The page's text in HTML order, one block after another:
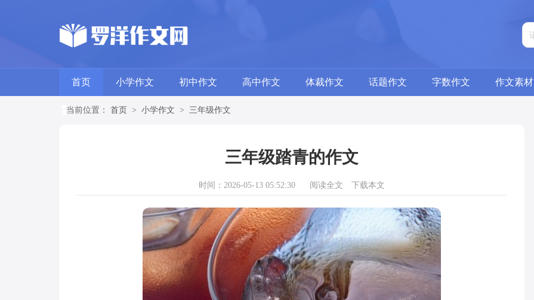
首页 小学作文 初中作文 高中作文 体裁作文 话题作文 字数作文 作文素材
当前位置： 首页 > 小学作文 > 三年级作文
三年级踏青的作文
时间：2026-05-13 05:52:30 阅读全文 下载本文